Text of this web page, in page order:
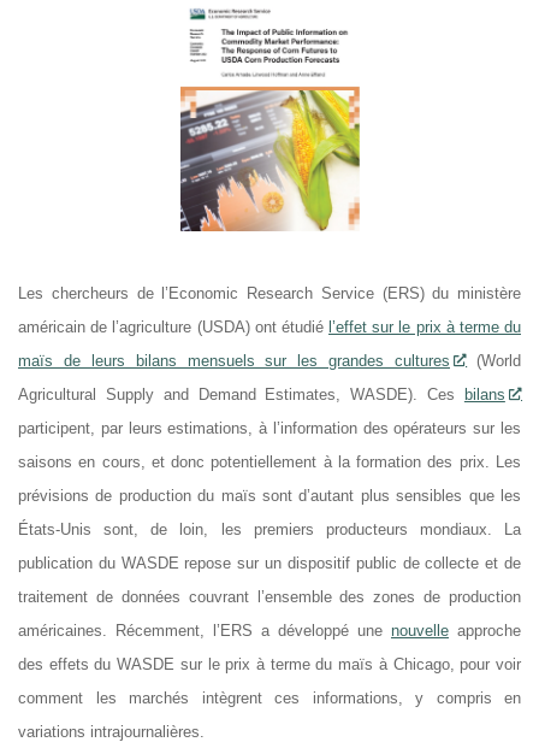
Les chercheurs de l’Economic Research Service (ERS) du ministère
américain de l’agriculture (USDA) ont étudié l’effet sur le prix à terme du
maïs de leurs bilans mensuels sur les grandes cultures
(World
Agricultural Supply and Demand Estimates, WASDE). Ces
bilans
participent, par leurs estimations, à l’information des opérateurs sur les
saisons en cours, et donc potentiellement à la formation des prix. Les
prévisions de production du maïs sont d’autant plus sensibles que les
États-Unis sont, de loin, les premiers producteurs mondiaux. La
publication du WASDE repose sur un dispositif public de collecte et de
traitement de données couvrant l’ensemble des zones de production
américaines. Récemment, l’ERS a développé une nouvelle approche
des effets du WASDE sur le prix à terme du maïs à Chicago, pour voir
comment les marchés intègrent ces informations, y compris en
variations intrajournalières.